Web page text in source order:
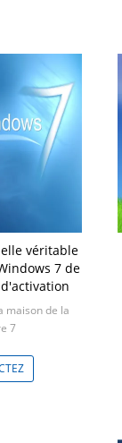
véritable
maison de la
7